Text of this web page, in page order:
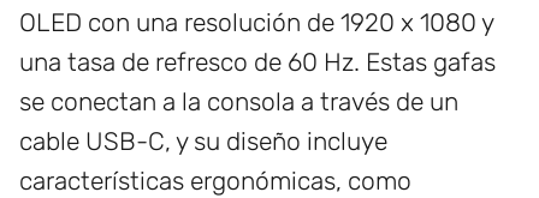
OLED con una resolución de 1920 x 1080 y
una tasa de refresco de 60 Hz. Estas gafas
se conectan a la consola a través de un
cable USB-C, y su diseño incluye
características ergonómicas, como